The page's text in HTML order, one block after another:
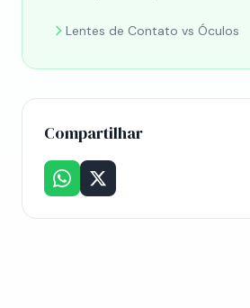
Lentes de Contato vs Óculos
Compartilhar